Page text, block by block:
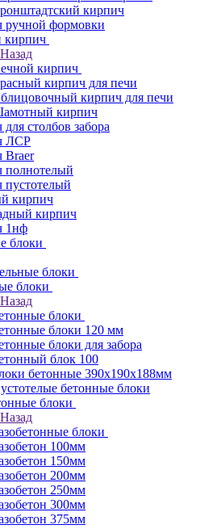
кирпич
ручной формовки
кирпич
Назад
кирпич
кирпич для печи
кирпич для печи
кирпич
столбов забора
ЛСР
Braer
полнотелый
кирпич
кирпич
1нф
блоки
блоки
блоки
Назад
блоки
блоки 120 мм
блоки для забора
блок 100
бетонные 390х190х188мм
бетонные блоки
блоки
Назад
блоки
100мм
150мм
200мм
250мм
300мм
375мм